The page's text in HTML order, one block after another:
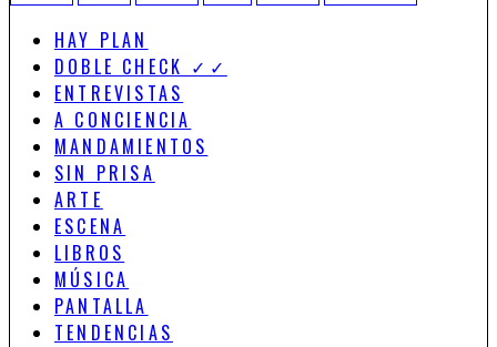
HAY PLAN
DOBLE CHECK ✓✓
ENTREVISTAS
A CONCIENCIA
MANDAMIENTOS
SIN PRISA
ARTE
ESCENA
LIBROS
MÚSICA
PANTALLA
TENDENCIAS